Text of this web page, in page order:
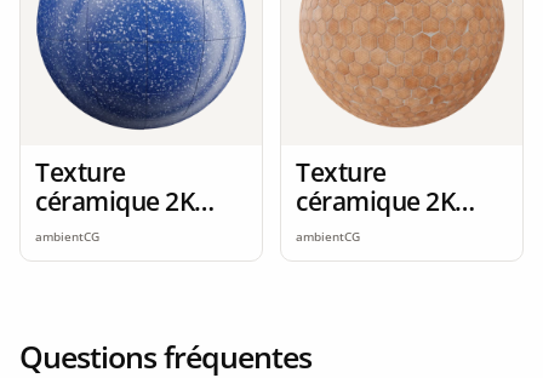
Texture
céramique 2K
seamless
ambientCG
Texture
céramique 2K
seamless
ambientCG
Questions fréquentes